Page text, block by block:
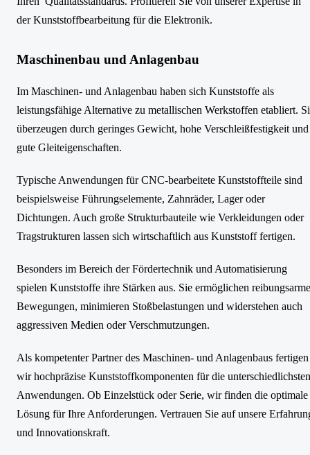
der Kunststoffbearbeitung für die Elektronik.
Maschinenbau und Anlagenbau
Im Maschinen- und Anlagenbau haben sich Kunststoffe als
leistungsfähige Alternative zu metallischen Werkstoffen etabliert.
überzeugen durch geringes Gewicht, hohe Verschleißfestigkeit und
gute Gleiteigenschaften.
Typische Anwendungen für CNC-bearbeitete Kunststoffteile sind
beispielsweise Führungselemente, Zahnräder, Lager oder
Dichtungen. Auch große Strukturbauteile wie Verkleidungen oder
Tragstrukturen lassen sich wirtschaftlich aus Kunststoff fertigen.
Besonders im Bereich der Fördertechnik und Automatisierung
spielen Kunststoffe ihre Stärken aus. Sie ermöglichen reibungsarme
Bewegungen, minimieren Stoßbelastungen und widerstehen auch
aggressiven Medien oder Verschmutzungen.
Als kompetenter Partner des Maschinen- und Anlagenbaus fertigen
wir hochpräzise Kunststoffkomponenten für die unterschiedlichsten
Anwendungen. Ob Einzelstück oder Serie, wir finden die optimale
Lösung für Ihre Anforderungen. Vertrauen Sie auf unsere
und Innovationskraft.